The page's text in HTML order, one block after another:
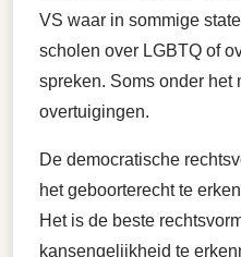
VS waar in sommige
scholen over LGBTQ of
spreken. Soms onder het
overtuigingen.
De democratische
het geboorterecht te
Het is de beste
kansengelijkheid te